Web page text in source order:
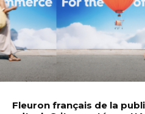
Fleuron français de la